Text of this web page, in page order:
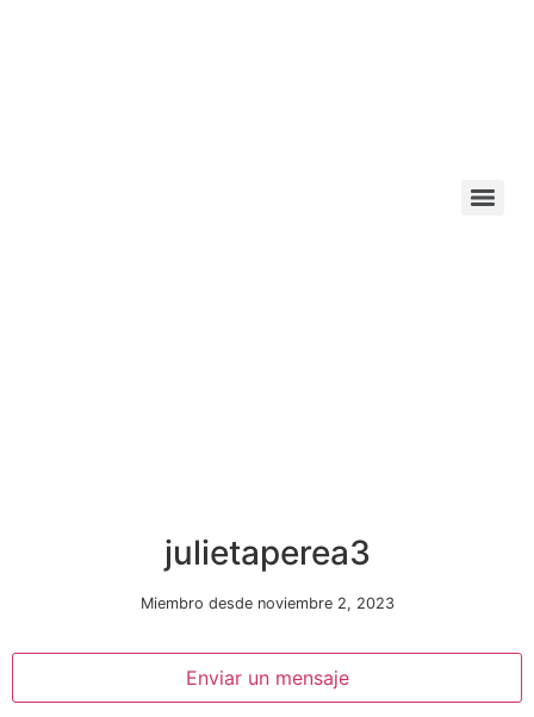
julietaperea3
Miembro desde noviembre 2, 2023
Enviar un mensaje